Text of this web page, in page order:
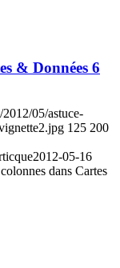
& Données 6
05/astuce-
125 200
2012-05-16
dans Cartes